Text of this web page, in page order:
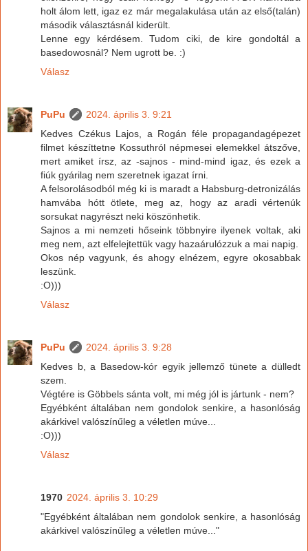
holt álom lett, igaz ez már megalakulása után az első(talán)
második választásnál kiderült.
Lenne egy kérdésem. Tudom ciki, de kire gondoltál a
basedowosnál? Nem ugrott be. :)
Válasz
PuPu
2024. április 3. 9:21
Kedves Czékus Lajos, a Rogán féle propagandagépezet
filmet készíttetne Kossuthról népmesei elemekkel átszőve,
mert amiket írsz, az -sajnos - mind-mind igaz, és ezek a
fiúk gyárilag nem szeretnek igazat írni.
A felsorolásodból még ki is maradt a Habsburg-detronizálás
hamvába hótt ötlete, meg az, hogy az aradi vértenúk
sorsukat nagyrészt neki köszönhetik.
Sajnos a mi nemzeti hőseink többnyire ilyenek voltak, aki
meg nem, azt elfelejtettük vagy hazaárulózzuk a mai napig.
Okos nép vagyunk, és ahogy elnézem, egyre okosabbak
leszünk.
:O)))
Válasz
PuPu
2024. április 3. 9:28
Kedves b, a Basedow-kór egyik jellemző tünete a dülledt
szem.
Végtére is Göbbels sánta volt, mi még jól is jártunk - nem?
Egyébként általában nem gondolok senkire, a hasonlóság
akárkivel valószínűleg a véletlen múve...
:O)))
Válasz
1970 2024. április 3. 10:29
"Egyébként általában nem gondolok senkire, a hasonlóság
akárkivel valószínűleg a véletlen múve..."